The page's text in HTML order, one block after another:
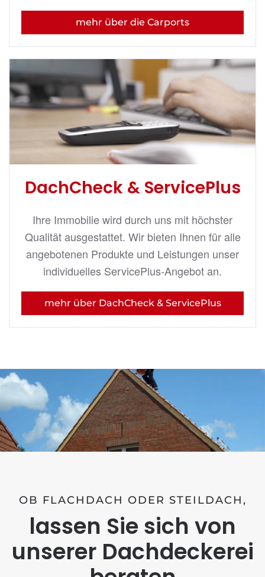
mehr über die Carports
DachCheck & ServicePlus
Ihre Immobilie wird durch uns mit höchster
Qualität ausgestattet. Wir bieten Ihnen für alle
angebotenen Produkte und Leistungen unser
individuelles ServicePlus-Angebot an.
mehr über DachCheck & ServicePlus
OB FLACHDACH ODER STEILDACH,
lassen Sie sich von
unserer Dachdeckerei